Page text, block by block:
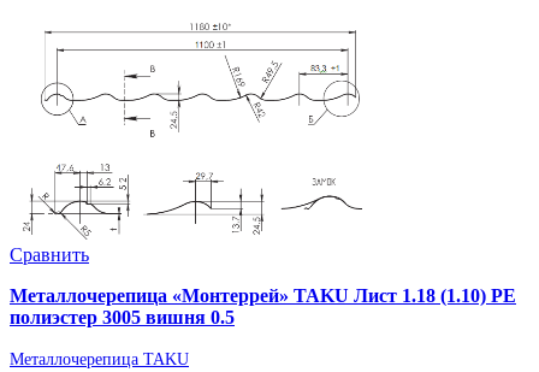
Сравнить
Металлочерепица «Монтеррей» TAKU Лист 1.18 (1.10) PE
полиэстер 3005 вишня 0.5
Металлочерепица TAKU